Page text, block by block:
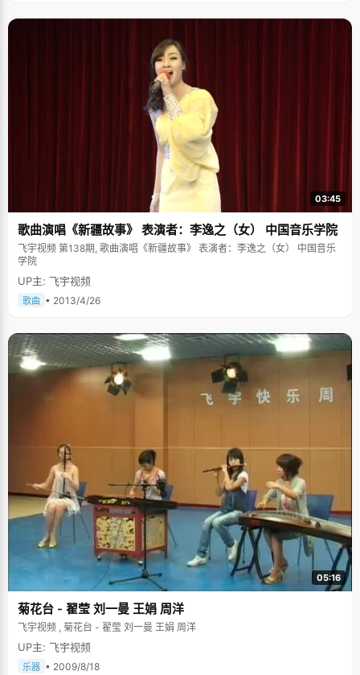
快将谱子记下来，老师对这个小孩子一度怜爱有加。但随着学习的东西越来
越多，曲子越来越难，日复一日的练习让吴茗感觉很枯燥，常常喊着不想
学，想放弃，甚至恨到有想砸钢琴的冲动，结果都遭到爸爸妈妈严厉的批
评，有时候甚至是皮肉之苦。每天放学后，吴茗在学校完成作业，爸爸妈妈
就把吴茗送到钢琴老师那去学习，然后等到下课再把吴茗接回家，不管刮风
下雨甚至冰雹都从未间断过。为了让吴茗能专心练习，妈妈从不看电视，在
一旁陪着，爸爸则拿本书坐在一旁。终于在五年级的时候，考完了中央音乐
学院钢琴九级（满级）。吴茗说，"很多同学都会羡慕我坚持学完了钢琴，这
归功于我的爸爸妈妈，就是在他们如此严格密不透风的监视下，虽然童年记
忆被钢琴代替了，但让我拥有了一门特长。" 家长对孩子总是有着热切的希
望，小时候，妈妈在送吴茗上幼儿园的路上，总是塞给吴茗一份报纸，教她
认字，读音，在上小学之前，吴茗已经认识好多字了。小学三年级以前，妈
妈对吴茗的学习十分关注，每天检查作业的质量，偶尔会出一些题目考考女
儿，或者教女儿一些新的知识。每天做作业的时候，妈妈都在一旁看着，学
只要好好学习，就有美味吃，"吴茗很无奈的说，"我就是在如此的威逼利诱
下彻底沦陷了，但我好的学习习惯也是这时候养成的，只是那时候没有意识
到而已，以后妈妈不管我了，我也会习惯性的按照这样的规律和要求学习。"
大概在上初中以后，看到吴茗学习成绩一直都很好，很稳定，妈妈才解除了
严密的督促行为。初中三年，吴茗的学习成绩一直稳定在全级前三，中考以
优异的成绩考入重点高中的重点班（全级前60名编在一个班）。在这个班级
里，迫于竞争，大家都在埋头苦读，没有朋友一起玩，吴茗感觉很孤独，每
压力太大了，想转班级。妈妈说："你坚持到第一次考试看看，如果成绩好，
进步了你就留下来。"结果吴茗一下就考了全级第一名，没有理由再提转班级
了。这是一段小插曲，吴茗说，可能正是没有朋友陪着自己放纵，专心的学
了一个学期，才有了这样的好成绩吧。吴茗上课有个特点，从来不抄笔记，
她说如果抄笔记的话就听不到老师在讲什么了，所以总是打足了十二分精神
认真专注的听老师讲，以最快的速度理解课上的内容，为此，吴茗没少挨老
师说"不爱动笔"，吴茗承认有点懒的因素，但又理直气壮的说"笔记都记在脑
去玩。吴茗说，"我们七个女生关系非常好，大家会写交换日子，写好一篇以
后就传给下一个人，下一个人可以在上一个人的日记旁写批注，并且每个人
都起了一个笔名，我的笔名叫&lsquo;小鱼&rsquo;，这是我们传递友谊和分
享秘密的方式"。 来到大学以后，吴茗的第一感觉就是"这里的人都是筛过
的"，每个人都特别优秀，每个人都有很多特长。但是现在做什么事情都没有
人陪了，吴茗突然有了一种孤独的感觉。刚上大学的时候，吴茗不会洗衣
服，把很多衣服放一起洗结果被染色了，左一块又一块，毁了很多衣服，什
么事情都要学着自己做了，大一的时候，吴茗经常想家，经常躲在被窝里
哭，两年的独立生活很好的锻炼了吴茗的自立自理能力。 在一个强者的环境
里，要不就比别人更强，要不就无欲无求，吴茗不是个争强好胜的人，就像
她当时给自己起的笔名"小鱼"一样，希望能开心快乐的生活。吴茗非常喜欢
旅游，大学的每个假期她都会去旅行，杭州、苏州、西塘、南京、青岛、承
德&hellip;&hellip;吴茗能罗列出一大堆去过的地方，不过最让吴茗记忆深刻
的是大二时到过的西藏，在这个被称为"生命禁区"的地方，五千多米的海
拔，吴茗高原反应非常厉害，但凭着顽强的毅力挺了过去，"那里的天空真的
非常非常蓝，像洗过一样明净"。看到雄伟庄严的布达拉宫，藏族人虔诚的拜
首，五彩的经幡，吴茗感觉到一种洗剂心灵的感觉，所有的烦恼都显得微不
足道起来。这是吴茗感觉最有意义的一次履行，收获了纯净，战胜了生命的
03:45
歌曲演唱《新疆故事》 表演者：李逸之（女） 中国音乐学院
飞宇视频 第138期, 歌曲演唱《新疆故事》 表演者：李逸之（女） 中国音乐
学院
UP主: 飞宇视频
歌曲 • 2013/4/26
05:16
菊花台 - 翟莹 刘一曼 王娟 周洋
飞宇视频 , 菊花台 - 翟莹 刘一曼 王娟 周洋
UP主: 飞宇视频
乐器 • 2009/8/18